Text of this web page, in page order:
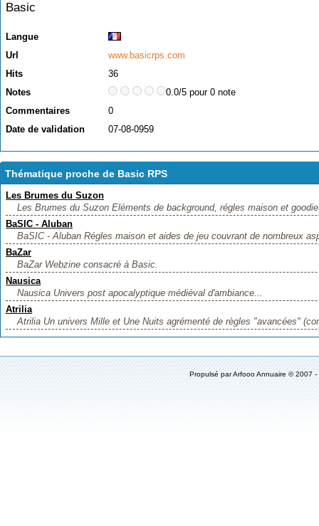
Basic
Langue
Url
www.basicrps.com
Hits
36
Notes
0.0/5 pour 0 note
Commentaires
0
Date de validation
07-08-0959
Thématique proche de Basic RPS
Les Brumes du Suzon
Les Brumes du Suzon Eléments de background, régles maison et
BaSIC - Aluban
BaSIC - Aluban Régles maison et aides de jeu couvrant de nombreux
BaZar
BaZar Webzine consacré à Basic.
Nausica
Nausica Univers post apocalyptique médiéval d'ambiance...
Atrilia
Atrilia Un univers Mille et Une Nuits agrémenté de règles "avancées"
Propulsé parArfooo Annuaire © 2007